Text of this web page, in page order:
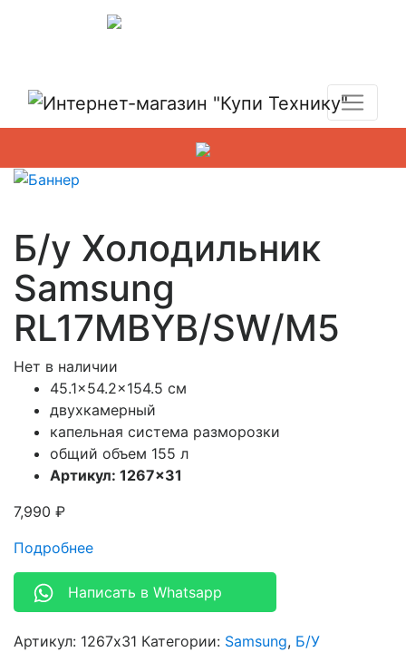
Б/у Холодильник
Samsung
RL17MBYB/SW/M5
Нет в наличии
45.1×54.2×154.5 см
двухкамерный
капельная система разморозки
общий объем 155 л
Артикул: 1267×31
7,990 ₽
Подробнее
Написать в Whatsapp
Артикул: 1267x31 Категории: Samsung, Б/У